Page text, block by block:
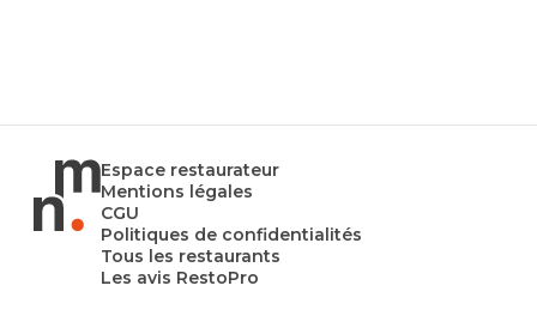
Espace restaurateur
Mentions légales
CGU
Politiques de confidentialités
Tous les restaurants
Les avis RestoPro